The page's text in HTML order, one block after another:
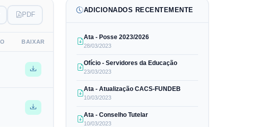
PDF
BAIXAR
ADICIONADOS RECENTEMENTE
Ata - Posse 2023/2026
28/03/2023
Ofício - Servidores da Educação
23/03/2023
Ata - Atualização CACS-FUNDEB
10/03/2023
Ata - Conselho Tutelar
10/03/2023